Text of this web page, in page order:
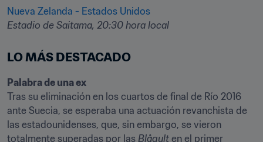
Nueva Zelanda - Estados Unidos
Estadio de Saitama, 20:30 hora local
LO MÁS DESTACADO
Tras su eliminación en los cuartos de final de Río 2016
ante Suecia, se esperaba una actuación revanchista de
las estadounidenses, que, sin embargo, se vieron
totalmente superadas por las Blågult en el primer